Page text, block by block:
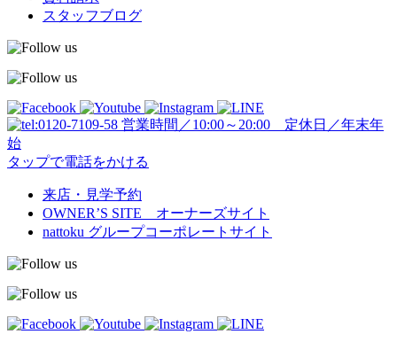
スタッフブログ
営業時間／10:00～20:00 定休日／年末年
始
タップで電話をかける
来店・見学予約
OWNER’S SITE オーナーズサイト
nattoku グループコーポレートサイト